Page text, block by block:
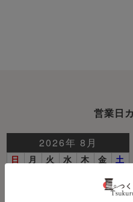
営業日